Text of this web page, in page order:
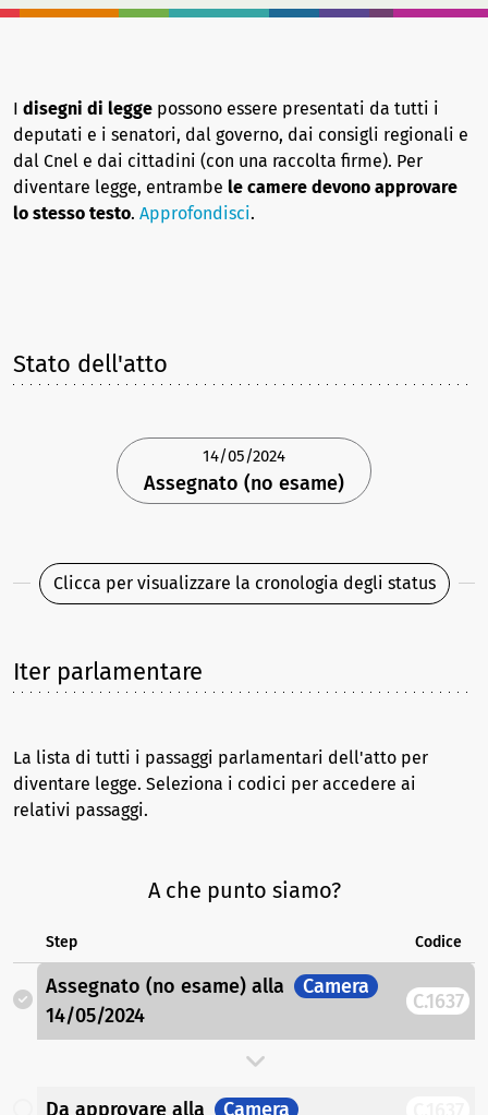
I disegni di legge possono essere presentati da tutti i
deputati e i senatori, dal governo, dai consigli regionali e
dal Cnel e dai cittadini (con una raccolta firme). Per
diventare legge, entrambe le camere devono approvare
lo stesso testo. Approfondisci.
Stato dell'atto
14/05/2024
Assegnato (no esame)
Clicca per visualizzare la cronologia degli status
Iter parlamentare
La lista di tutti i passaggi parlamentari dell'atto per
diventare legge. Seleziona i codici per accedere ai
relativi passaggi.
A che punto siamo?
Step Codice
Assegnato (no esame) alla
Camera
14/05/2024
C.1637
Da approvare alla Camera